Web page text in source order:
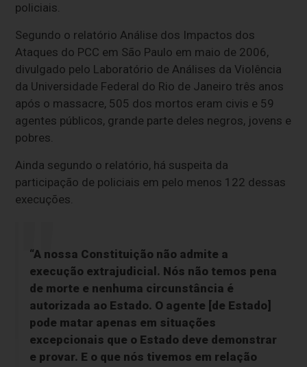
policiais.
Segundo o relatório Análise dos Impactos dos
Ataques do PCC em São Paulo em maio de 2006,
divulgado pelo Laboratório de Análises da Violência
da Universidade Federal do Rio de Janeiro três anos
após o massacre, 505 dos mortos eram civis e 59
agentes públicos, grande parte deles negros, jovens e
pobres.
Ainda segundo o relatório, há suspeita da
participação de policiais em pelo menos 122 dessas
execuções.
“A nossa Constituição não admite a
execução extrajudicial. Nós não temos pena
de morte e nenhuma circunstância é
autorizada ao Estado. O agente [de Estado]
pode matar apenas em situações
excepcionais que o Estado deve demonstrar
e provar. E o que nós tivemos em relação